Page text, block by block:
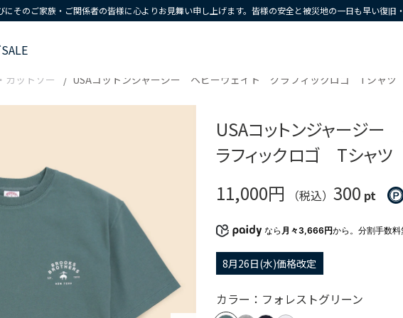
そのご家族・ご関係者の皆様に心よりお見舞い申し上げます。皆様の安全と被災地の一日も早い復旧
SALE
カットソー USAコットンジャージー ヘビーウェイト グラフィックロゴ Tシャツ
USAコットンジャージ
ラフィックロゴ Tシャツ
11,000円
（税込）300 pt
なら 月々3,666円から。分割手数
8月26日(水)価格改定
カラー：フォレストグリーン